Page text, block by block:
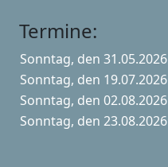
Termine:
Sonntag, den 31.05.2026
Sonntag, den 19.07.2026
Sonntag, den 02.08.2026
Sonntag, den 23.08.2026